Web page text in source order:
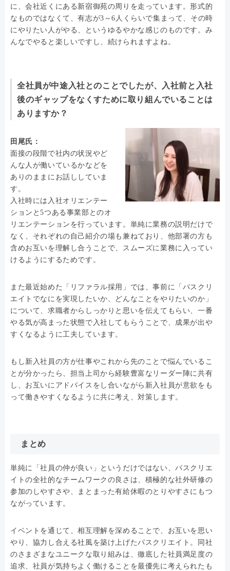
に、会社近くにある新宿御苑の周りを走っています。形式的
なものではなくて、有志が3～6人くらいで集まって、その時
にやりたい人がやる、というゆるやかな感じのものです。み
んなでやると楽しいですし、続けられますよね。
全社員が中途入社とのことでしたが、入社前と入社
後のギャップをなくすために取り組んでいることは
ありますか？
田尾氏：
面接の段階で社内の状況やど
んな人が働いているかなどを
ありのままにお話ししていま
す。
入社時には入社オリエンテー
ションと5つある事業部とのオ
リエンテーションを行っています。単純に業務の説明だけで
なく、それぞれの自己紹介の場も兼ねており、他部署の方も
含めお互いを理解し合うことで、スムーズに業務に入ってい
けるようにするためです。
また最近始めた「リファラル採用」では、事前に「パスクリ
エイトでなにを実現したいか、どんなことをやりたいのか」
について、求職者からしっかりと思いを伝えてもらい、一番
やる気が高まった状態で入社してもらうことで、成果が出や
すくなるように工夫しています。
もし新入社員の方が仕事やこれから先のことで悩んでいるこ
とが分かったら、担当上司から経験豊富なリーダー陣に共有
し、お互いにアドバイスをし合いながら新入社員が意欲をも
って働きやすくなるように共に考え、対策します。
まとめ
単純に「社員の仲が良い」というだけではない、パスクリエ
イトの全社的なチームワークの良さは、積極的な社外研修の
参加のしやすさや、まとまった有給休暇のとりやすさにもつ
ながっています。
イベントを通じて、相互理解を深めることで、お互いを思い
やり、協力し合える社風を築け上げたパスクリエイト。同社
のさまざまなユニークな取り組みは、徹底した社員満足度の
追求、社員が気持ちよく働けることを最優先に考えられたも